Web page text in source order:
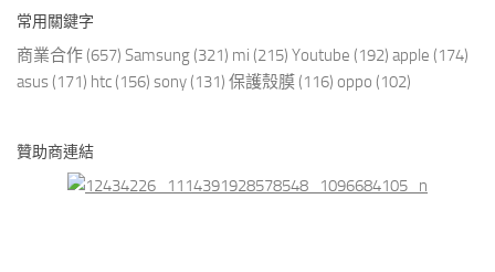
常用關鍵字
商業合作 (657) Samsung (321) mi (215) Youtube (192) apple (174)
asus (171) htc (156) sony (131) 保護殼膜 (116) oppo (102)
贊助商連結